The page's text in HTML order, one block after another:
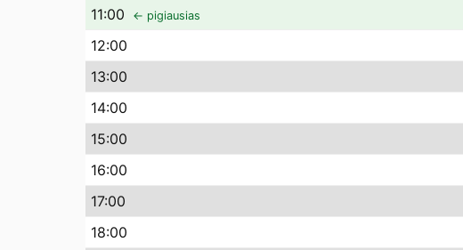
11:00 ← pigiausias
12:00
13:00
14:00
15:00
16:00
17:00
18:00